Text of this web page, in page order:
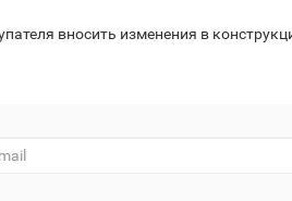
вносить изменения в